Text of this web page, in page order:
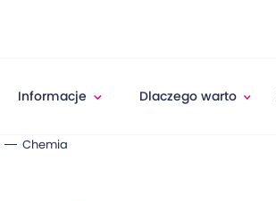
Informacje Dlaczego warto
Chemia